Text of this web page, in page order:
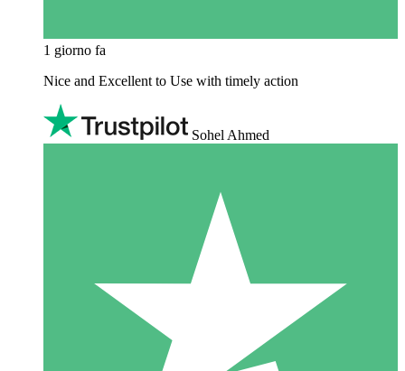
1 giorno fa
Nice and Excellent to Use with timely action
Sohel Ahmed